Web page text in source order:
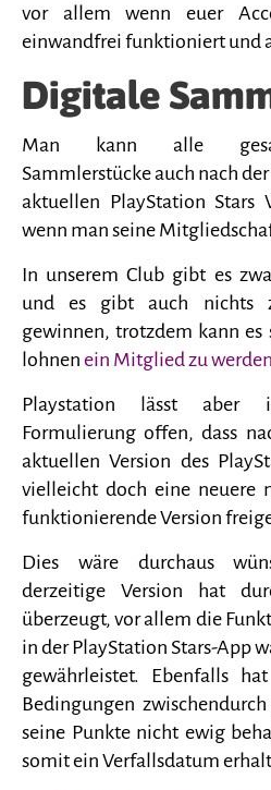
vor allem wenn euer
einwandfrei funktioniert und
Digitale
Man kann alle
Sammlerstücke auch nach
aktuellen PlayStation Stars
wenn man seine
In unserem Club gibt es
und es gibt auch nichts
gewinnen, trotzdem kann
lohnen ein Mitglied zu werden
Playstation lässt aber
Formulierung offen, dass
aktuellen Version des
vielleicht doch eine neuere
funktionierende Version
Dies wäre durchaus
derzeitige Version hat
überzeugt, vor allem die
in der PlayStation Stars-App
gewährleistet. Ebenfalls
Bedingungen
seine Punkte nicht ewig
somit ein Verfallsdatum